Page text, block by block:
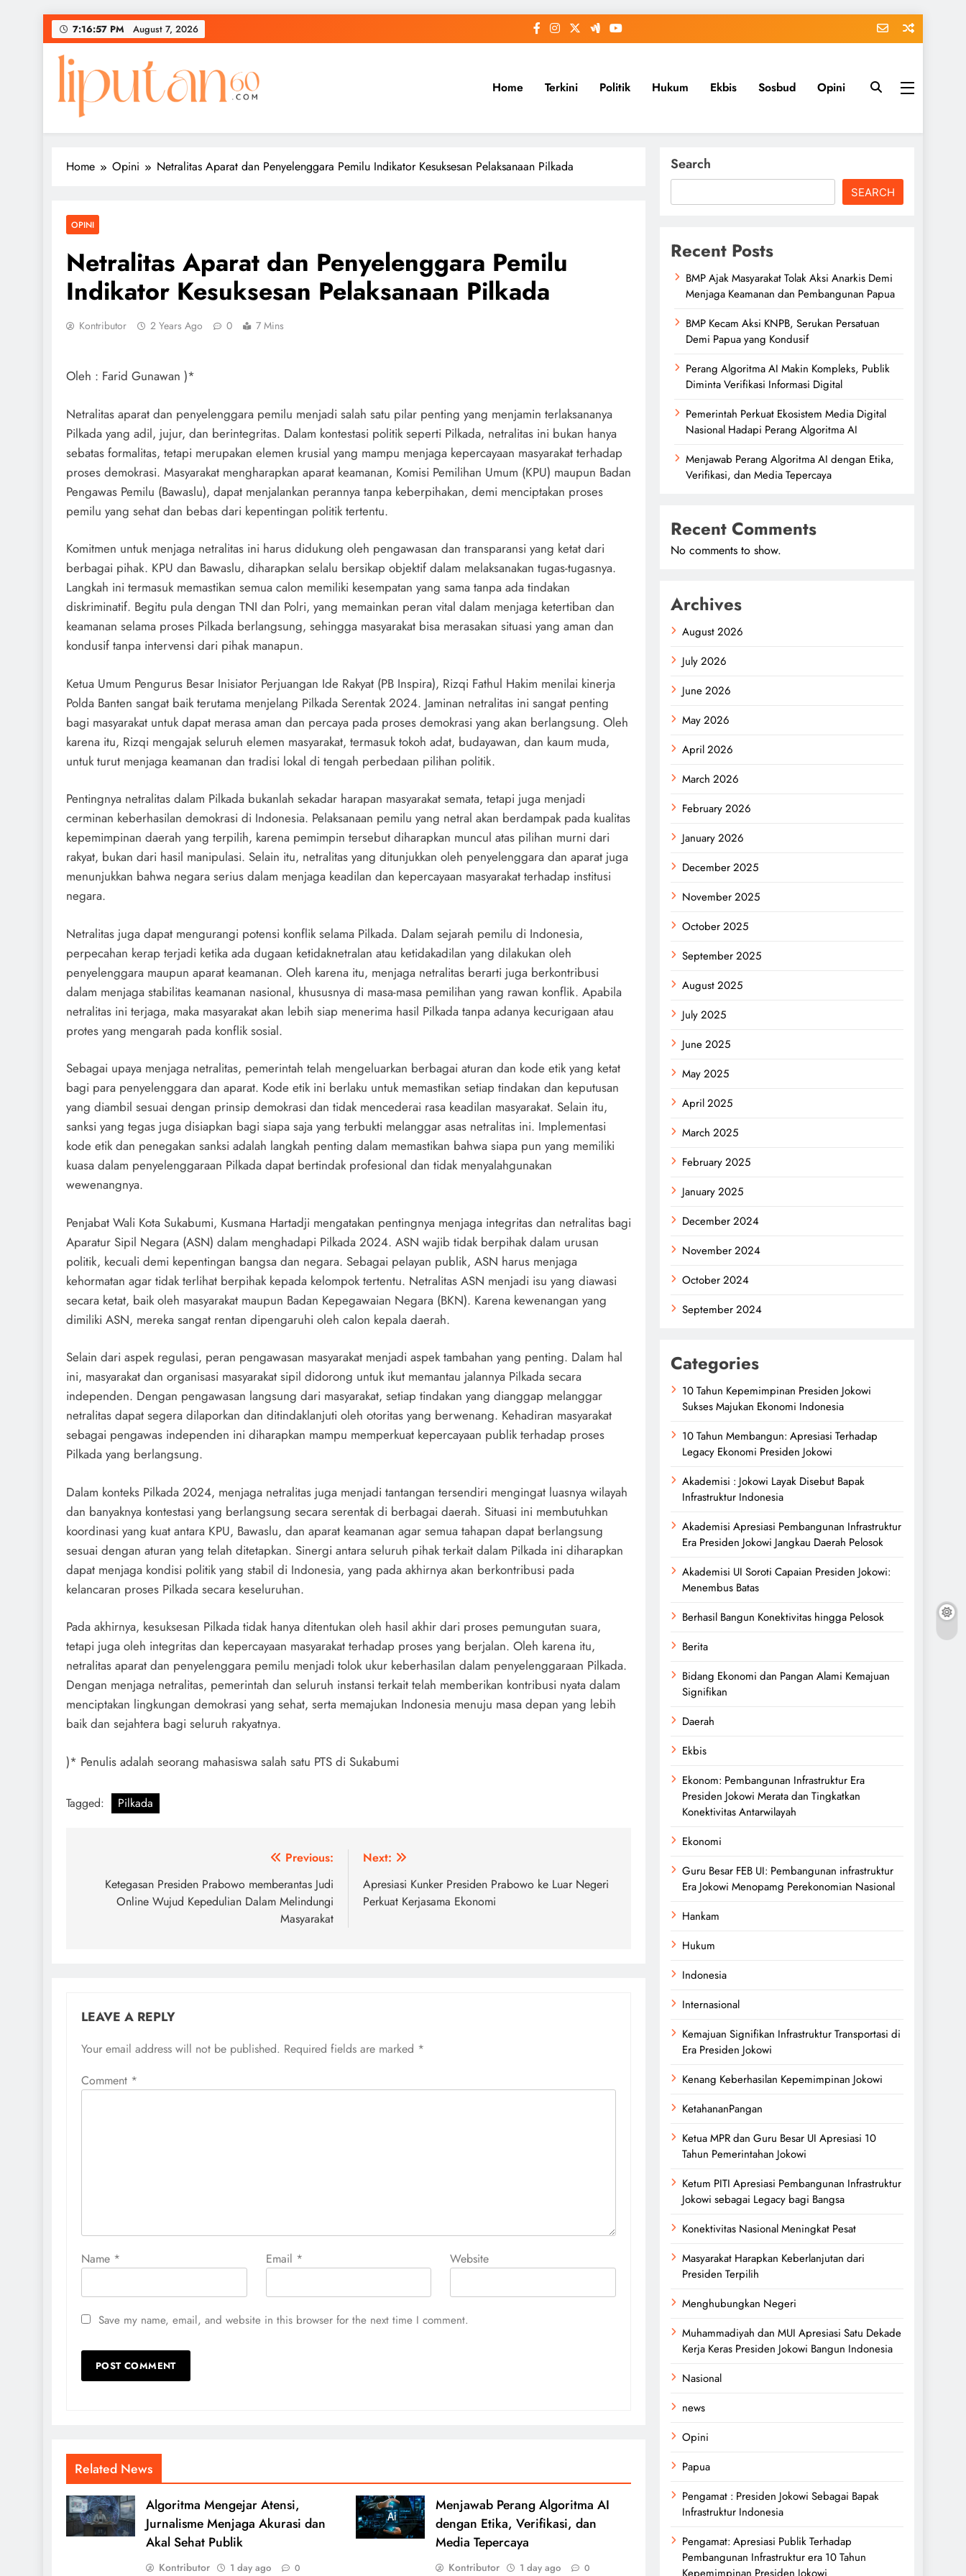
Skip
to
content
7:16:57 PM August 7, 2026
Home Terkini Politik Hukum Ekbis Sosbud Opini
Home Opini Netralitas Aparat dan Penyelenggara Pemilu Indikator Kesuksesan Pelaksanaan Pilkada
OPINI
Netralitas Aparat dan Penyelenggara Pemilu
Indikator Kesuksesan Pelaksanaan Pilkada
Kontributor 2 Years Ago 0 7 Mins
Oleh : Farid Gunawan )*
Netralitas aparat dan penyelenggara pemilu menjadi salah satu pilar penting yang menjamin terlaksananya
Pilkada yang adil, jujur, dan berintegritas. Dalam kontestasi politik seperti Pilkada, netralitas ini bukan hanya
sebatas formalitas, tetapi merupakan elemen krusial yang mampu menjaga kepercayaan masyarakat terhadap
proses demokrasi. Masyarakat mengharapkan aparat keamanan, Komisi Pemilihan Umum (KPU) maupun Badan
Pengawas Pemilu (Bawaslu), dapat menjalankan perannya tanpa keberpihakan, demi menciptakan proses
pemilu yang sehat dan bebas dari kepentingan politik tertentu.
Komitmen untuk menjaga netralitas ini harus didukung oleh pengawasan dan transparansi yang ketat dari
berbagai pihak. KPU dan Bawaslu, diharapkan selalu bersikap objektif dalam melaksanakan tugas-tugasnya.
Langkah ini termasuk memastikan semua calon memiliki kesempatan yang sama tanpa ada tindakan
diskriminatif. Begitu pula dengan TNI dan Polri, yang memainkan peran vital dalam menjaga ketertiban dan
keamanan selama proses Pilkada berlangsung, sehingga masyarakat bisa merasakan situasi yang aman dan
kondusif tanpa intervensi dari pihak manapun.
Ketua Umum Pengurus Besar Inisiator Perjuangan Ide Rakyat (PB Inspira), Rizqi Fathul Hakim menilai kinerja
Polda Banten sangat baik terutama menjelang Pilkada Serentak 2024. Jaminan netralitas ini sangat penting
bagi masyarakat untuk dapat merasa aman dan percaya pada proses demokrasi yang akan berlangsung. Oleh
karena itu, Rizqi mengajak seluruh elemen masyarakat, termasuk tokoh adat, budayawan, dan kaum muda,
untuk turut menjaga keamanan dan tradisi lokal di tengah perbedaan pilihan politik.
Pentingnya netralitas dalam Pilkada bukanlah sekadar harapan masyarakat semata, tetapi juga menjadi
cerminan keberhasilan demokrasi di Indonesia. Pelaksanaan pemilu yang netral akan berdampak pada kualitas
kepemimpinan daerah yang terpilih, karena pemimpin tersebut diharapkan muncul atas pilihan murni dari
rakyat, bukan dari hasil manipulasi. Selain itu, netralitas yang ditunjukkan oleh penyelenggara dan aparat juga
menunjukkan bahwa negara serius dalam menjaga keadilan dan kepercayaan masyarakat terhadap institusi
negara.
Netralitas juga dapat mengurangi potensi konflik selama Pilkada. Dalam sejarah pemilu di Indonesia,
perpecahan kerap terjadi ketika ada dugaan ketidaknetralan atau ketidakadilan yang dilakukan oleh
penyelenggara maupun aparat keamanan. Oleh karena itu, menjaga netralitas berarti juga berkontribusi
dalam menjaga stabilitas keamanan nasional, khususnya di masa-masa pemilihan yang rawan konflik. Apabila
netralitas ini terjaga, maka masyarakat akan lebih siap menerima hasil Pilkada tanpa adanya kecurigaan atau
protes yang mengarah pada konflik sosial.
Sebagai upaya menjaga netralitas, pemerintah telah mengeluarkan berbagai aturan dan kode etik yang ketat
bagi para penyelenggara dan aparat. Kode etik ini berlaku untuk memastikan setiap tindakan dan keputusan
yang diambil sesuai dengan prinsip demokrasi dan tidak mencederai rasa keadilan masyarakat. Selain itu,
sanksi yang tegas juga disiapkan bagi siapa saja yang terbukti melanggar asas netralitas ini. Implementasi
kode etik dan penegakan sanksi adalah langkah penting dalam memastikan bahwa siapa pun yang memiliki
kuasa dalam penyelenggaraan Pilkada dapat bertindak profesional dan tidak menyalahgunakan
wewenangnya.
Penjabat Wali Kota Sukabumi, Kusmana Hartadji mengatakan pentingnya menjaga integritas dan netralitas bagi
Aparatur Sipil Negara (ASN) dalam menghadapi Pilkada 2024. ASN wajib tidak berpihak dalam urusan
politik, kecuali demi kepentingan bangsa dan negara. Sebagai pelayan publik, ASN harus menjaga
kehormatan agar tidak terlihat berpihak kepada kelompok tertentu. Netralitas ASN menjadi isu yang diawasi
secara ketat, baik oleh masyarakat maupun Badan Kepegawaian Negara (BKN). Karena kewenangan yang
dimiliki ASN, mereka sangat rentan dipengaruhi oleh calon kepala daerah.
Selain dari aspek regulasi, peran pengawasan masyarakat menjadi aspek tambahan yang penting. Dalam hal
ini, masyarakat dan organisasi masyarakat sipil didorong untuk ikut memantau jalannya Pilkada secara
independen. Dengan pengawasan langsung dari masyarakat, setiap tindakan yang dianggap melanggar
netralitas dapat segera dilaporkan dan ditindaklanjuti oleh otoritas yang berwenang. Kehadiran masyarakat
sebagai pengawas independen ini diharapkan mampu memperkuat kepercayaan publik terhadap proses
Pilkada yang berlangsung.
Dalam konteks Pilkada 2024, menjaga netralitas juga menjadi tantangan tersendiri mengingat luasnya wilayah
dan banyaknya kontestasi yang berlangsung secara serentak di berbagai daerah. Situasi ini membutuhkan
koordinasi yang kuat antara KPU, Bawaslu, dan aparat keamanan agar semua tahapan dapat berlangsung
sesuai dengan aturan yang telah ditetapkan. Sinergi antara seluruh pihak terkait dalam Pilkada ini diharapkan
dapat menjaga kondisi politik yang stabil di Indonesia, yang pada akhirnya akan berkontribusi pada
kelancaran proses Pilkada secara keseluruhan.
Pada akhirnya, kesuksesan Pilkada tidak hanya ditentukan oleh hasil akhir dari proses pemungutan suara,
tetapi juga oleh integritas dan kepercayaan masyarakat terhadap proses yang berjalan. Oleh karena itu,
netralitas aparat dan penyelenggara pemilu menjadi tolok ukur keberhasilan dalam penyelenggaraan Pilkada.
Dengan menjaga netralitas, pemerintah dan seluruh instansi terkait telah memberikan kontribusi nyata dalam
menciptakan lingkungan demokrasi yang sehat, serta memajukan Indonesia menuju masa depan yang lebih
baik dan sejahtera bagi seluruh rakyatnya.
)* Penulis adalah seorang mahasiswa salah satu PTS di Sukabumi
Tagged: Pilkada
navigation
Previous:
Ketegasan Presiden Prabowo memberantas Judi
Online Wujud Kepedulian Dalam Melindungi
Masyarakat
Next:
Apresiasi Kunker Presiden Prabowo ke Luar Negeri
Perkuat Kerjasama Ekonomi
LEAVE A REPLY
Your email address will not be published. Required fields are marked *
Comment *
Name * Email * Website
Save my name, email, and website in this browser for the next time I comment.
Related News
Algoritma Mengejar Atensi,
Jurnalisme Menjaga Akurasi dan
Akal Sehat Publik
Kontributor 1 day ago 0
Menjawab Perang Algoritma AI
dengan Etika, Verifikasi, dan
Media Tepercaya
Kontributor 1 day ago 0
Search
SEARCH
Recent Posts
BMP Ajak Masyarakat Tolak Aksi Anarkis Demi
Menjaga Keamanan dan Pembangunan Papua
BMP Kecam Aksi KNPB, Serukan Persatuan
Demi Papua yang Kondusif
Perang Algoritma AI Makin Kompleks, Publik
Diminta Verifikasi Informasi Digital
Pemerintah Perkuat Ekosistem Media Digital
Nasional Hadapi Perang Algoritma AI
Menjawab Perang Algoritma AI dengan Etika,
Verifikasi, dan Media Tepercaya
Recent Comments
No comments to show.
Archives
August 2026
July 2026
June 2026
May 2026
April 2026
March 2026
February 2026
January 2026
December 2025
November 2025
October 2025
September 2025
August 2025
July 2025
June 2025
May 2025
April 2025
March 2025
February 2025
January 2025
December 2024
November 2024
October 2024
September 2024
Categories
10 Tahun Kepemimpinan Presiden Jokowi
Sukses Majukan Ekonomi Indonesia
10 Tahun Membangun: Apresiasi Terhadap
Legacy Ekonomi Presiden Jokowi
Akademisi : Jokowi Layak Disebut Bapak
Infrastruktur Indonesia
Akademisi Apresiasi Pembangunan Infrastruktur
Era Presiden Jokowi Jangkau Daerah Pelosok
Akademisi UI Soroti Capaian Presiden Jokowi:
Menembus Batas
Berhasil Bangun Konektivitas hingga Pelosok
Berita
Bidang Ekonomi dan Pangan Alami Kemajuan
Signifikan
Daerah
Ekbis
Ekonom: Pembangunan Infrastruktur Era
Presiden Jokowi Merata dan Tingkatkan
Konektivitas Antarwilayah
Ekonomi
Guru Besar FEB UI: Pembangunan infrastruktur
Era Jokowi Menopamg Perekonomian Nasional
Hankam
Hukum
Indonesia
Internasional
Kemajuan Signifikan Infrastruktur Transportasi di
Era Presiden Jokowi
Kenang Keberhasilan Kepemimpinan Jokowi
KetahananPangan
Ketua MPR dan Guru Besar UI Apresiasi 10
Tahun Pemerintahan Jokowi
Ketum PITI Apresiasi Pembangunan Infrastruktur
Jokowi sebagai Legacy bagi Bangsa
Konektivitas Nasional Meningkat Pesat
Masyarakat Harapkan Keberlanjutan dari
Presiden Terpilih
Menghubungkan Negeri
Muhammadiyah dan MUI Apresiasi Satu Dekade
Kerja Keras Presiden Jokowi Bangun Indonesia
Nasional
news
Opini
Papua
Pengamat : Presiden Jokowi Sebagai Bapak
Infrastruktur Indonesia
Pengamat: Apresiasi Publik Terhadap
Pembangunan Infrastruktur era 10 Tahun